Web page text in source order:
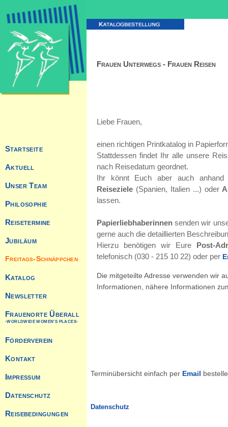
Startseite
Aktuell
Unser Team
Philosophie
Reisetermine
Jubiläum
Freitags-Schnäppchen
Katalog
Newsletter
Frauenorte Überall
-WORLDWIDE WOMEN'S PLACES-
Förderverein
Kontakt
Impressum
Datenschutz
Reisebedingungen
Frauen Unterwegs - Frauen Reisen
Liebe Frauen,
einen richtigen Printkatalog in
Stattdessen findet Ihr alle unsere
nach Reisedatum geordnet.
Ihr könnt Euch aber auch anhand
Reiseziele (Spanien, Italien ...) oder
lassen.
Papierliebhaberinnen senden wir
gerne auch die detaillierten
Hierzu benötigen wir Eure Post-
telefonisch (030 - 215 10 22) oder per
Die mitgeteilte Adresse verwenden wir
Informationen, nähere Informationen
Terminübersicht einfach per Email
Datenschutz